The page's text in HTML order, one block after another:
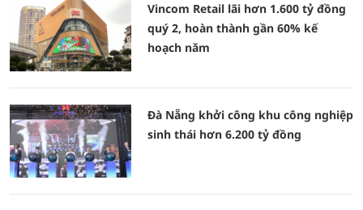
Vincom Retail lãi hơn 1.600 tỷ đồng
quý 2, hoàn thành gần 60% kế
hoạch năm
Đà Nẵng khởi công khu công nghiệp
sinh thái hơn 6.200 tỷ đồng